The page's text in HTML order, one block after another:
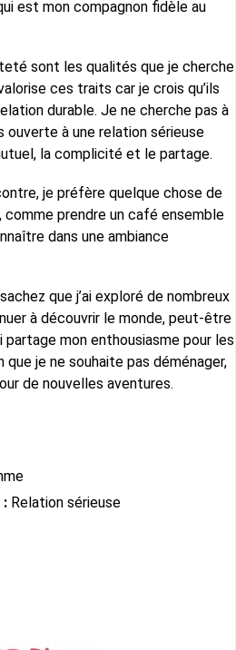
est mon compagnon fidèle au
sont les qualités que je cherche
ces traits car je crois qu’ils
durable. Je ne cherche pas à
ouverte à une relation sérieuse
la complicité et le partage.
je préfère quelque chose de
prendre un café ensemble
dans une ambiance
que j’ai exploré de nombreux
à découvrir le monde, peut-être
partage mon enthousiasme pour les
je ne souhaite pas déménager,
de nouvelles aventures.
: Relation sérieuse